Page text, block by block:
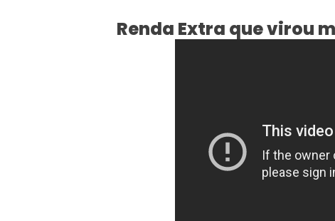
Renda Extra que virou